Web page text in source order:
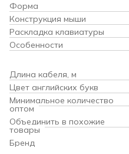
Форма
Конструкция мыши
Раскладка клавиатуры
Особенности
Длина кабеля, м
Цвет английских букв
Минимальное количество
оптом
Объединить в похожие
товары
Бренд